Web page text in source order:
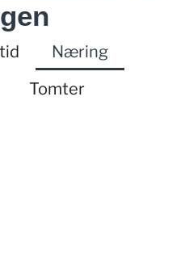
Næring
Tomter